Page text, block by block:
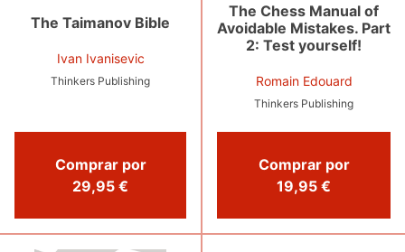
The Taimanov Bible
Ivan Ivanisevic
Thinkers Publishing
Comprar por
29,95 €
The Chess Manual of
Avoidable Mistakes. Part
2: Test yourself!
Romain Edouard
Thinkers Publishing
Comprar por
19,95 €